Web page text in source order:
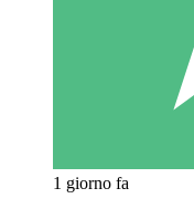
1 giorno fa